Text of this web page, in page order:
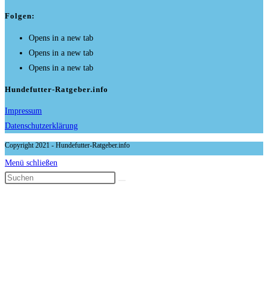
Folgen:
Opens in a new tab
Opens in a new tab
Opens in a new tab
Hundefutter-Ratgeber.info
Impressum
Datenschutzerklärung
Copyright 2021 - Hundefutter-Ratgeber.info
Menü schließen